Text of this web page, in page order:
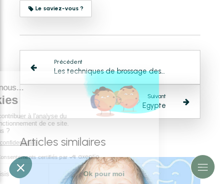
Le saviez-vous ?
Précédent
Les techniques de brossage des dents
Suivant
Egypte
Articles similaires